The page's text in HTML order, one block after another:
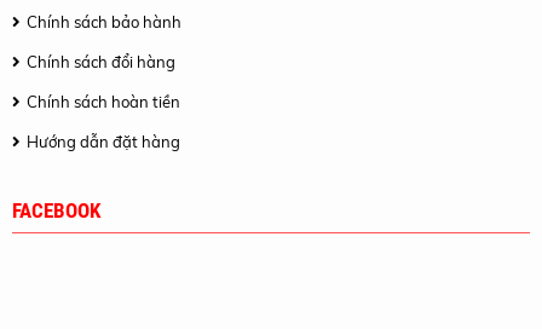
Chính sách bảo hành
Chính sách đổi hàng
Chính sách hoàn tiền
Hướng dẫn đặt hàng
FACEBOOK